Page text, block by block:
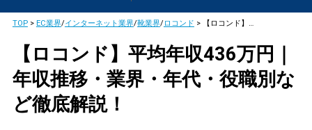
TOP> EC業界/インターネット業界/靴業界/ロコンド > 【ロコンド】平均年収436万円｜年収推移・業界・年代・役職別など徹底解説！
【ロコンド】平均年収436万円｜
年収推移・業界・年代・役職別な
ど徹底解説！